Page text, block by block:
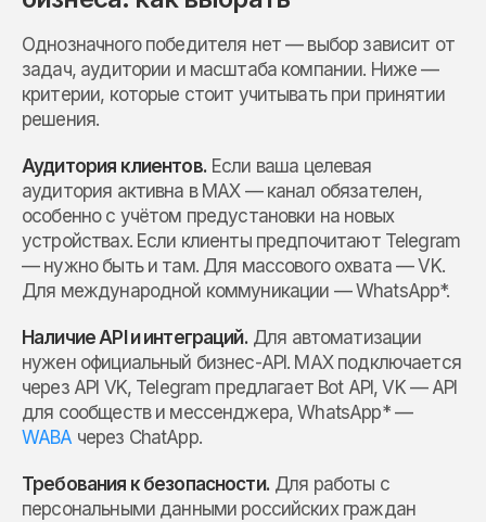
Однозначного победителя нет — выбор зависит от
задач, аудитории и масштаба компании. Ниже —
критерии, которые стоит учитывать при принятии
решения.
Аудитория клиентов.Если ваша целевая
аудитория активна в MAX — канал обязателен,
особенно с учётом предустановки на новых
устройствах. Если клиенты предпочитают Telegram
— нужно быть и там. Для массового охвата — VK.
Для международной коммуникации — WhatsApp*.
Наличие API и интеграций.Для автоматизации
нужен официальный бизнес-API. MAX подключается
через API VK, Telegram предлагает Bot API, VK — API
для сообществ и мессенджера, WhatsApp* —
WABA через ChatApp.
Требования к безопасности.Для работы с
персональными данными российских граждан